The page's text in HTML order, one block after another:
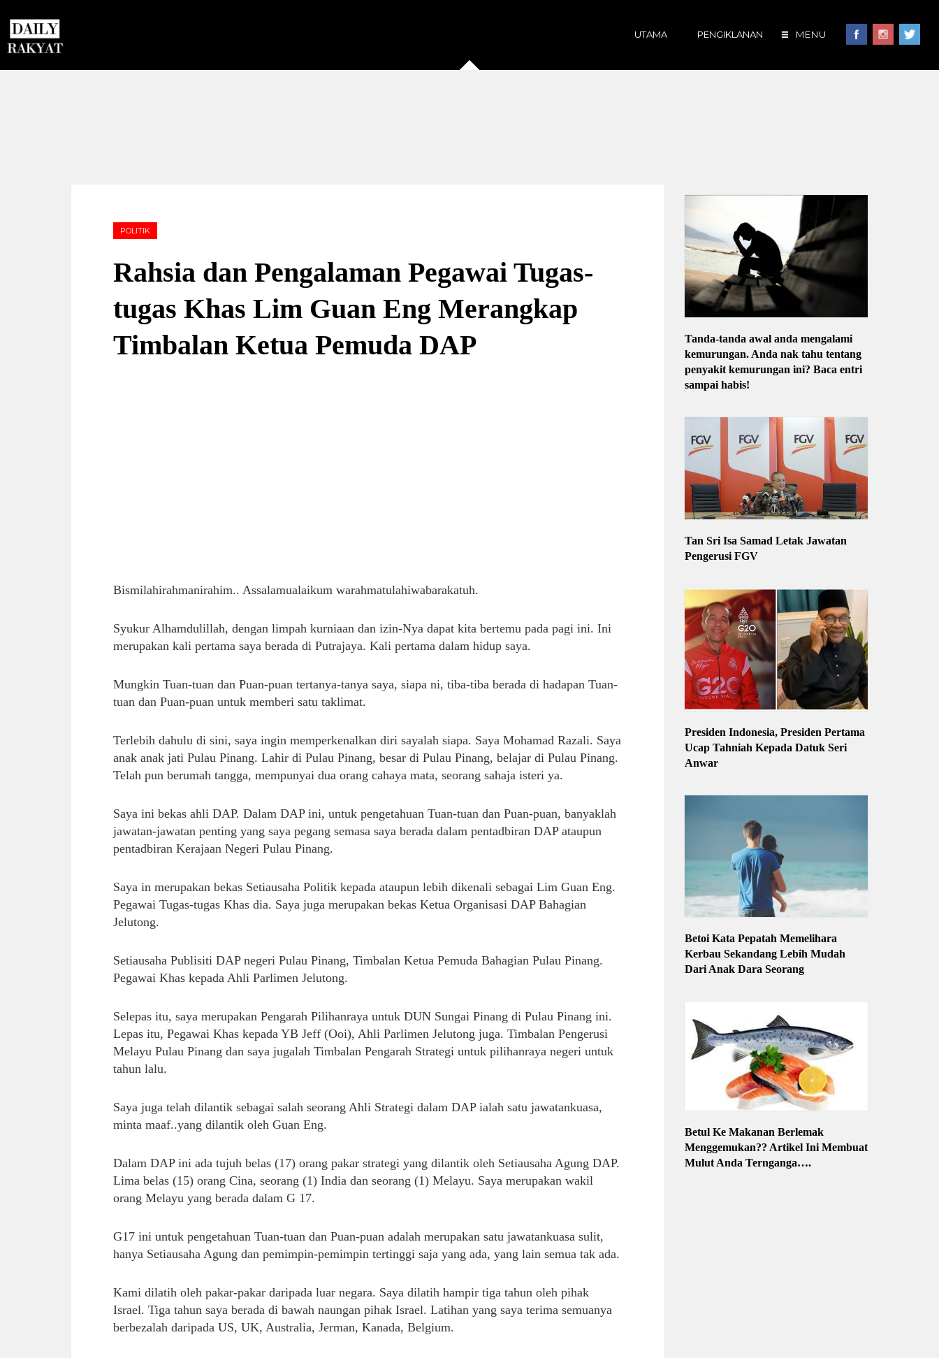
MENU
UTAMA PENGIKLANAN
POLITIK
Rahsia dan Pengalaman Pegawai Tugas-
tugas Khas Lim Guan Eng Merangkap
Timbalan Ketua Pemuda DAP
Bismilahirahmanirahim.. Assalamualaikum warahmatulahiwabarakatuh.
Syukur Alhamdulillah, dengan limpah kurniaan dan izin-Nya dapat kita bertemu pada pagi ini. Ini
merupakan kali pertama saya berada di Putrajaya. Kali pertama dalam hidup saya.
Mungkin Tuan-tuan dan Puan-puan tertanya-tanya saya, siapa ni, tiba-tiba berada di hadapan Tuan-
tuan dan Puan-puan untuk memberi satu taklimat.
Terlebih dahulu di sini, saya ingin memperkenalkan diri sayalah siapa. Saya Mohamad Razali. Saya
anak anak jati Pulau Pinang. Lahir di Pulau Pinang, besar di Pulau Pinang, belajar di Pulau Pinang.
Telah pun berumah tangga, mempunyai dua orang cahaya mata, seorang sahaja isteri ya.
Saya ini bekas ahli DAP. Dalam DAP ini, untuk pengetahuan Tuan-tuan dan Puan-puan, banyaklah
jawatan-jawatan penting yang saya pegang semasa saya berada dalam pentadbiran DAP ataupun
pentadbiran Kerajaan Negeri Pulau Pinang.
Saya in merupakan bekas Setiausaha Politik kepada ataupun lebih dikenali sebagai Lim Guan Eng.
Pegawai Tugas-tugas Khas dia. Saya juga merupakan bekas Ketua Organisasi DAP Bahagian
Jelutong.
Setiausaha Publisiti DAP negeri Pulau Pinang, Timbalan Ketua Pemuda Bahagian Pulau Pinang.
Pegawai Khas kepada Ahli Parlimen Jelutong.
Selepas itu, saya merupakan Pengarah Pilihanraya untuk DUN Sungai Pinang di Pulau Pinang ini.
Lepas itu, Pegawai Khas kepada YB Jeff (Ooi), Ahli Parlimen Jelutong juga. Timbalan Pengerusi
Melayu Pulau Pinang dan saya jugalah Timbalan Pengarah Strategi untuk pilihanraya negeri untuk
tahun lalu.
Saya juga telah dilantik sebagai salah seorang Ahli Strategi dalam DAP ialah satu jawatankuasa,
minta maaf..yang dilantik oleh Guan Eng.
Dalam DAP ini ada tujuh belas (17) orang pakar strategi yang dilantik oleh Setiausaha Agung DAP.
Lima belas (15) orang Cina, seorang (1) India dan seorang (1) Melayu. Saya merupakan wakil
orang Melayu yang berada dalam G 17.
G17 ini untuk pengetahuan Tuan-tuan dan Puan-puan adalah merupakan satu jawatankuasa sulit,
hanya Setiausaha Agung dan pemimpin-pemimpin tertinggi saja yang ada, yang lain semua tak ada.
Kami dilatih oleh pakar-pakar daripada luar negara. Saya dilatih hampir tiga tahun oleh pihak
Israel. Tiga tahun saya berada di bawah naungan pihak Israel. Latihan yang saya terima semuanya
berbezalah daripada US, UK, Australia, Jerman, Kanada, Belgium.
Tanda-tanda awal anda mengalami
kemurungan. Anda nak tahu tentang
penyakit kemurungan ini? Baca entri
sampai habis!
Tan Sri Isa Samad Letak Jawatan
Pengerusi FGV
Presiden Indonesia, Presiden Pertama
Ucap Tahniah Kepada Datuk Seri
Anwar
Betoi Kata Pepatah Memelihara
Kerbau Sekandang Lebih Mudah
Dari Anak Dara Seorang
Betul Ke Makanan Berlemak
Menggemukan?? Artikel Ini Membuat
Mulut Anda Ternganga….